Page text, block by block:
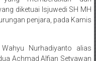
diketuai Isjuwedi SH MH
penjara, pada Kamis
Nurhadiyanto alias
Achmad Alfian Setyawan